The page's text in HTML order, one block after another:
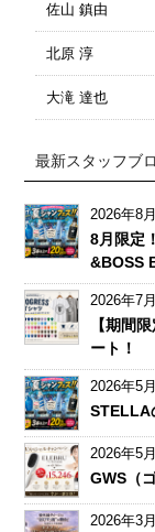
佐山 鎮由
北原 淳
大滝 達也
最新スタッフブ
2026年8
8月限定
&BOSS
2026年7
【期間
ート！
2026年5
STELLA
2026年5
GWS（
2026年3